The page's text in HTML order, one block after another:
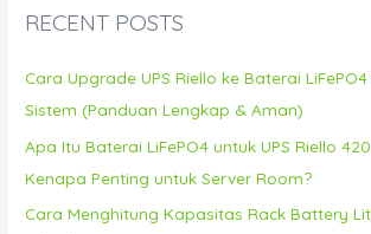
h
:
RECENT POSTS
Cara Upgrade UPS Riello ke Baterai
Sistem (Panduan Lengkap & Aman)
Apa Itu Baterai LiFePO4 untuk UPS Riello
Kenapa Penting untuk Server Room?
Cara Menghitung Kapasitas Rack Battery